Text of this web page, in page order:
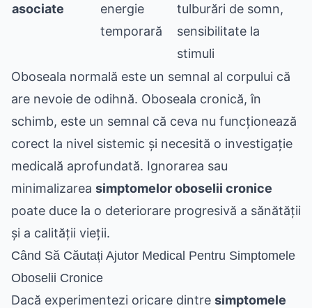
asociate
energie
temporară
tulburări de somn,
sensibilitate la
stimuli
Oboseala normală este un semnal al corpului că
are nevoie de odihnă. Oboseala cronică, în
schimb, este un semnal că ceva nu funcționează
corect la nivel sistemic și necesită o investigație
medicală aprofundată. Ignorarea sau
minimalizarea simptomelor oboselii cronice
poate duce la o deteriorare progresivă a sănătății
și a calității vieții.
Când Să Căutați Ajutor Medical Pentru Simptomele
Oboselii Cronice
Dacă experimentezi oricare dintre simptomele